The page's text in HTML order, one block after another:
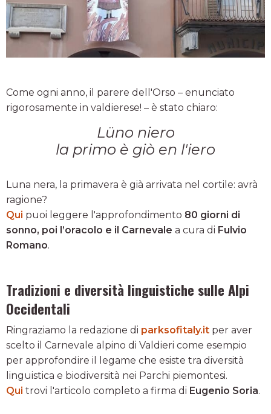
Come ogni anno, il parere dell'Orso – enunciato
rigorosamente in valdierese! – è stato chiaro:
Lüno niero
la primo è giò en l'iero
Luna nera, la primavera è già arrivata nel cortile: avrà
ragione?
Qui puoi leggere l'approfondimento 80 giorni di
sonno, poi l’oracolo e il Carnevale a cura di Fulvio
Romano.
Tradizioni e diversità linguistiche sulle Alpi
Occidentali
Ringraziamo la redazione di parksofitaly.it per aver
scelto il Carnevale alpino di Valdieri come esempio
per approfondire il legame che esiste tra diversità
linguistica e biodiversità nei Parchi piemontesi.
Qui trovi l'articolo completo a firma di Eugenio Soria.